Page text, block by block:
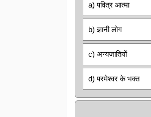
a) पवित्र आत्मा
b) ज्ञानी लोग
c) अन्यजातियों
d) परमेश्वर के भक्त